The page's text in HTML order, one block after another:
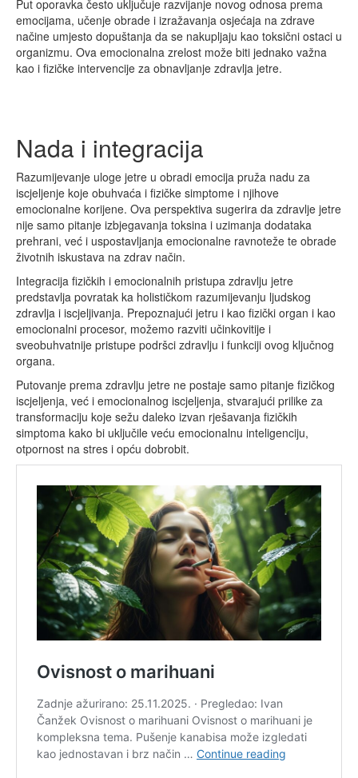
Put oporavka često uključuje razvijanje novog odnosa prema
emocijama, učenje obrade i izražavanja osjećaja na zdrave
načine umjesto dopuštanja da se nakupljaju kao toksični ostaci u
organizmu. Ova emocionalna zrelost može biti jednako važna
kao i fizičke intervencije za obnavljanje zdravlja jetre.
Nada i integracija
Razumijevanje uloge jetre u obradi emocija pruža nadu za
iscjeljenje koje obuhvaća i fizičke simptome i njihove
emocionalne korijene. Ova perspektiva sugerira da zdravlje jetre
nije samo pitanje izbjegavanja toksina i uzimanja dodataka
prehrani, već i uspostavljanja emocionalne ravnoteže te obrade
životnih iskustava na zdrav način.
Integracija fizičkih i emocionalnih pristupa zdravlju jetre
predstavlja povratak ka holističkom razumijevanju ljudskog
zdravlja i iscjeljivanja. Prepoznajući jetru i kao fizički organ i kao
emocionalni procesor, možemo razviti učinkovitije i
sveobuhvatnije pristupe podršci zdravlju i funkciji ovog ključnog
organa.
Putovanje prema zdravlju jetre ne postaje samo pitanje fizičkog
iscjeljenja, već i emocionalnog iscjeljenja, stvarajući prilike za
transformaciju koje sežu daleko izvan rješavanja fizičkih
simptoma kako bi uključile veću emocionalnu inteligenciju,
otpornost na stres i opću dobrobit.